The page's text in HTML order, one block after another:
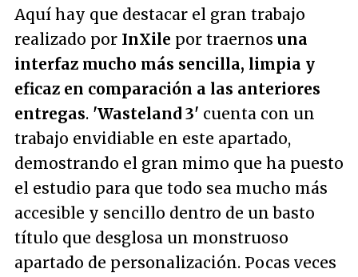
Aquí hay que destacar el gran trabajo
realizado por InXile por traernos una
interfaz mucho más sencilla, limpia y
eficaz en comparación a las anteriores
entregas. 'Wasteland 3' cuenta con un
trabajo envidiable en este apartado,
demostrando el gran mimo que ha puesto
el estudio para que todo sea mucho más
accesible y sencillo dentro de un basto
título que desglosa un monstruoso
apartado de personalización. Pocas veces